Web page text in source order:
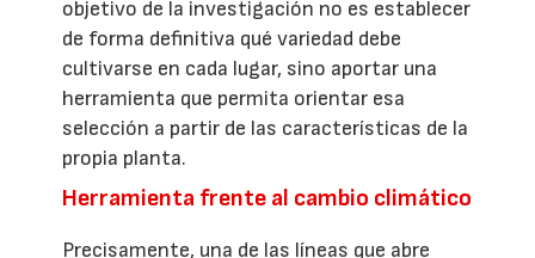
objetivo de la investigación no es establecer
de forma definitiva qué variedad debe
cultivarse en cada lugar, sino aportar una
herramienta que permita orientar esa
selección a partir de las características de la
propia planta.
Herramienta frente al cambio climático
Precisamente, una de las líneas que abre